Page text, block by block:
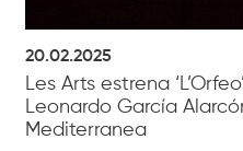
20.02.2025
Les Arts estrena
Leonardo García
Mediterranea